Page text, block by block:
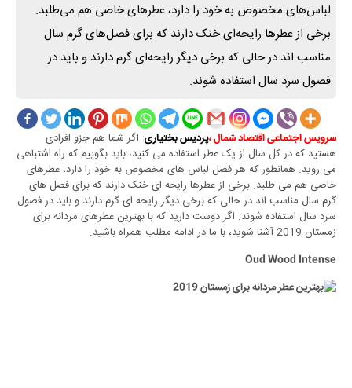
لباس‌های مخصوص به خود را دارد، عطر‌های خاصی هم می‌طلبد.
برخی از عطر‌ها رایحه‌ای خنک دارند که برای فصل‌های گرم سال
مناسب اند در حالی که برخی دیگر رایحه‌ای گرم دارند و باید در
فصول سرد سال استفاده شوند.
سرویس اجتماعی اقتصاد شمال ،پردیس بختیاری: اگر شما هم جزو افرادی
هستید که در کل سال از یک عطر استفاده می کنید، باید بگوییم که راه اشتباهی
می روید. همانطور که هر فصل لباس های مخصوص به خود را دارد، عطرهای
خاصی هم می طلبد. برخی از عطرها رایحه ای خنک دارند که برای فصل های
گرم سال مناسب اند در حالی که برخی دیگر رایحه ای گرم دارند و باید در فصول
سرد سال استفاده شوند. اگر دوست دارید که با بهترین عطرهای مردانه برای
زمستان 2019 آشنا شوید، با ما در ادامه مطلب همراه باشید.
Oud Wood Intense